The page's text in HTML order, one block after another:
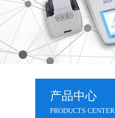
产品中心
PRODUCTS CENTER